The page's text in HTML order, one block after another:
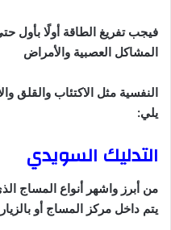
فيجب تفريغ الطاقة أولًا بأول
المشاكل العصبية والأمراض
النفسية مثل الاكتئاب والقلق
يلي:
التدليك السويدي
من أبرز واشهر أنواع المساج
يتم داخل مركز المساج أو